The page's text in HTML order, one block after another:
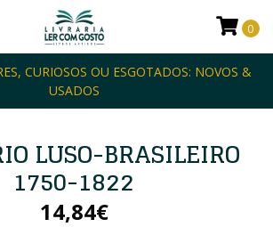
CURIOSOS OU ESGOTADOS: NOVOS &
USADOS
0
LUSO-BRASILEIRO
1750-1822
14,84€